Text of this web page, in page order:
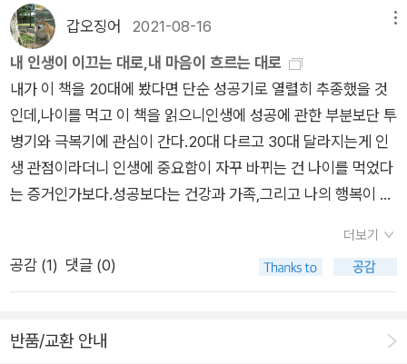
에서부터 걸었다. 코로나 사태 이후 오랜 만에 도서관에 가는 날
이 하필 한여름 무더운 날인지. 좋은 날만 있는 것은 아니지. 걸음
수가 늘어나는 만큼 땀 분비 양도 많아지더라. 땀이 정직하다는
냉동 창고에 들어온 것 같았다.바로 문 열고 나가지 않으면 꽁꽁
서관 서가를 샅샅이 뒤졌지만 찾을 수 없었다. 직원 찬스를 썼다.
직원은 한 명만 보였다. 안내 데스크를 지키며 책을 읽고 있다가
나를 보고 자리에서 일어났다. 내가 갔던 서가가 아닌 곳에서 책
를 꺼내 왔다. 신간이어서 따로 모아 둔다고 했다. 맞아, 그렇지.
참새가 방앗간을 그냥 지나랴. 신간이 모인 책꽂이를 둘러 보았
류 번호 순으로 듬성듬성 책들이 꽂혀 있었다. 아내가 좋아할 만
오늘 매우 높음으로 나오니까, 날씨에 상관없이 자외선이 좋지 않
을 가능성이 높습니다. 여름엔 거의 매일 매우 높음으로 나오겠지
만, 그런 시기가 이제 되었으니까요. 날씨가 맑고 좋은 날에는 바
깥의 파란 하늘 아래 반짝거리는 햇볕이 있어서인지, 기분도 밝은
것 같은데, 오늘처럼 습도가 높고 흐리고, 비가 조금 오는 날에는
하루 종일 졸립니다. 전일 잠을 적게 잤다면 오후엔 더 많이 졸릴
거예요. 평소에는 낮에는 형광등 조명 없어도 생활하는데 불편이
없는데, 오늘 같은 날에는 낮시간에도 형광등 켜지 않으면 답답한
늘 비가 오긴 했지만, 그렇게 많이 오진 않았네요. 평소에 비오는
하기도 하고, 비가 적게 내려서 저수용량도 적은 것 같아서요. 이
만 핵심 메세지를 꺼내자면 역시 '마음이 흐르는 대로 살아라'인
것 같다. 스펙이며 남의 시선탓에 다른이가 원하는 삶을 사는 것
이 아니라 자신이 원하는 선택을 하는것이 궁극적으로는 자아실
현을 넘어서 자아초월의 단계로 갈 수 있는 것이라고. 책을 읽으
면서 고개를 끄덕이긴 했지만 내 상황에 적용할 수 있을까? 생각
하면 조금 막막하긴 하다. 그래도 이런 이야기와 생각들, 삶의 방
식들이 가랑비처럼 내게 작용해 결정의 순간에 도움을 주길 내심
바라본다. p.172마치 내버려진 것처럼 자랐지만 역설적이게도
도리어 이런 환경이 나의 생각과 직감을 신뢰하고, 주어진 것이
부족하더라도 잘 활용하며, 문제가 생기면 창의적이고 주도적으
그렇기에 나는 나의 어린 시절이 원망스럽지 않고 오히려 마냥 고
갑오징어 2021-08-16
내 인생이 이끄는 대로,내 마음이 흐르는 대로
내가 이 책을 20대에 봤다면 단순 성공기로 열렬히 추종했을 것
인데,나이를 먹고 이 책을 읽으니인생에 성공에 관한 부분보단 투
병기와 극복기에 관심이 간다.20대 다르고 30대 달라지는게 인
생 관점이라더니 인생에 중요함이 자꾸 바뀌는 건 나이를 먹었다
는 증거인가보다.성공보다는 건강과 가족,그리고 나의 행복이 우
에서 깨달은건 인생의 대전환점이 왔다는사실이었다.반강제적으
로 휴식기를 가지게 된 지나영 선생님은 난치병을 이겨내는 과정
자도서] 마음이 흐르는 대로 >
더보기
공감 (1) 댓글 (0)
반품/교환 안내